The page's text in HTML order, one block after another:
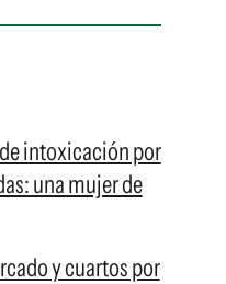
intoxicación por
una mujer de
y cuartos por